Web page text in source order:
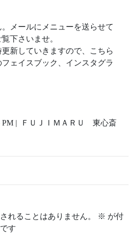
メールにメニューを送らせて
下さいませ。
新していきますので、こちら
ェイスブック、インスタグラ
PM | ＦＵＪＩＭＡＲＵ 東心斎
れることはありません。 ※ が付
す